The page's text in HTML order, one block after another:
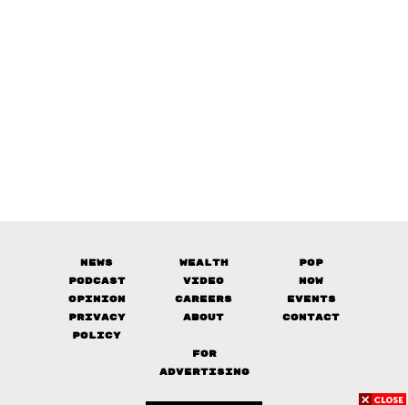
News Wealth
Pop
Podcast
Video
Now
Opinion
Careers
Events
Privacy
Policy
About Contact
FOR
ADVERTISING